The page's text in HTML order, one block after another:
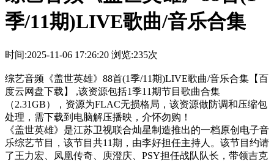
季/11期)LIVE歌曲/音乐合集
时间:2025-11-06 17:26:20 浏览:235次
综艺音频《盖世英雄》88首(1季/11期)LIVE歌曲/音乐合集【百
度云网盘下载】 ,该资源包括1季11期节目歌曲合集
（2.31GB），资源为FLAC无损格局，该资源做防调和压缩包
处理，需下载到电脑解压播映，介怀勿购！
《盖世英雄》是江苏卫视联合灿星制造推出的一档原创电子音
乐综艺节目，该节目共11期，由李好担任主持人。该节目约请
了王力宏、凤凰传奇、庾澄庆、PSY担任战队队长，带领吉克